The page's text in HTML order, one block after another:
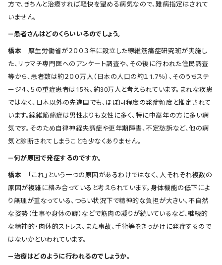
方で、きちんと治療すれば軽快を望める病気なので、難病指定はされて
いません。
―患者さんはどのくらいいるのでしょう。
橋本 厚生労働省が２００３年に設立した線維筋痛症研究班が実施し
た、リウマチ専門医へのアンケート調査や、その後に行われた住民調査
等から、患者数は約２００万人（日本の人口の約１1.7％）、そのうちステ
ージ４、５の重症患者は15％、約30万人と考えられています。まれな疾患
ではなく、日本以外の先進国でも、ほぼ同程度の発症頻度と推定されて
います。線維筋痛症は男性よりも女性に多く、特に中高年の方に多い病
気です。そのため自律神経失調症や更年期障害、不定愁訴など、他の病
気と診断されてしまうことも少なくありません。
―何が原因で発症するのですか。
橋本 「これ」という一つの原因があるわけではなく、人それぞれ複数の
原因が複雑に絡み合っていると考えられています。身体機能の低下によ
り無理が重なっている、つらい状況下で精神的な負担が大きい、不自然
な姿勢（仕事や身体の癖）などで筋肉の凝りが続いているなど、継続的
な精神的・肉体的ストレス、また事故、手術等をきっかけに発症するので
はないかといわれています。
―治療はどのように行われるのでしょうか。